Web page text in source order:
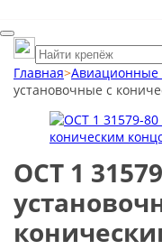
Главная>Авиационные
установочные с
ОСТ 1